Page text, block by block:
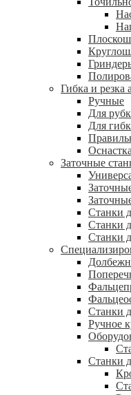
Гибка и резка
Ручные
Для
Для
Оснастка
Заточные
Станки
Станки
Станки
Станки
Ручное
Станки